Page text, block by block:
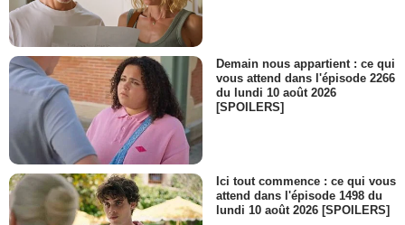
Demain nous appartient : ce qui
vous attend dans l'épisode 2266
du lundi 10 août 2026
[SPOILERS]
Ici tout commence : ce qui vous
attend dans l'épisode 1498 du
lundi 10 août 2026 [SPOILERS]